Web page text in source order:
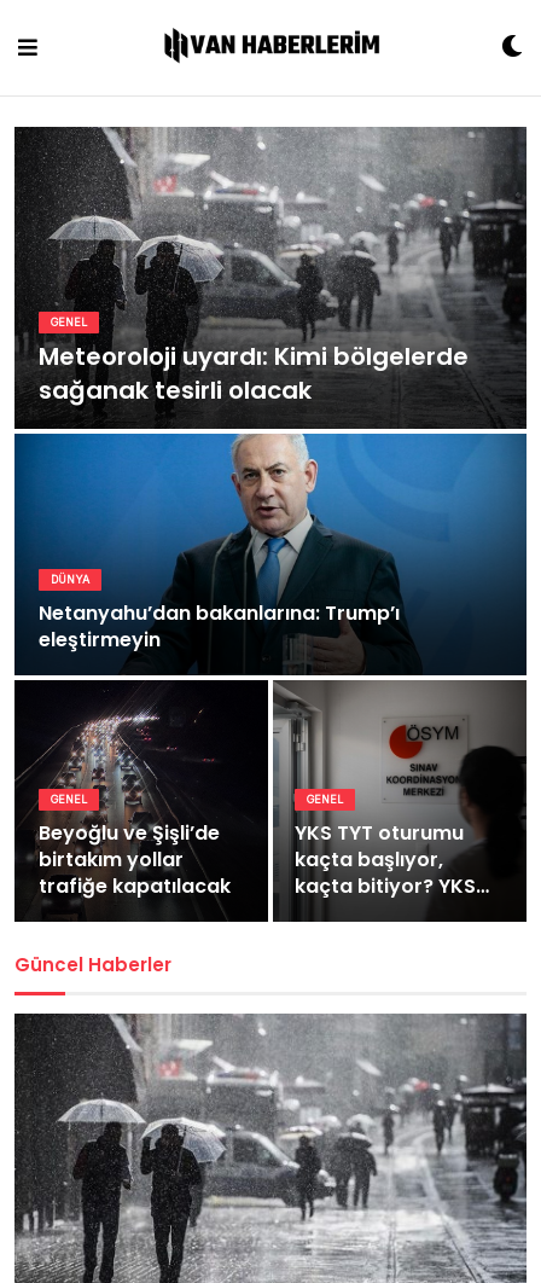
content
GENEL
Meteoroloji uyardı: Kimi bölgelerde
sağanak tesirli olacak
DÜNYA
Netanyahu’dan bakanlarına: Trump’ı
eleştirmeyin
GENEL
Beyoğlu ve Şişli’de
birtakım yollar
trafiğe kapatılacak
GENEL
YKS TYT oturumu
kaçta başlıyor,
kaçta bitiyor? YKS
Güncel Haberler